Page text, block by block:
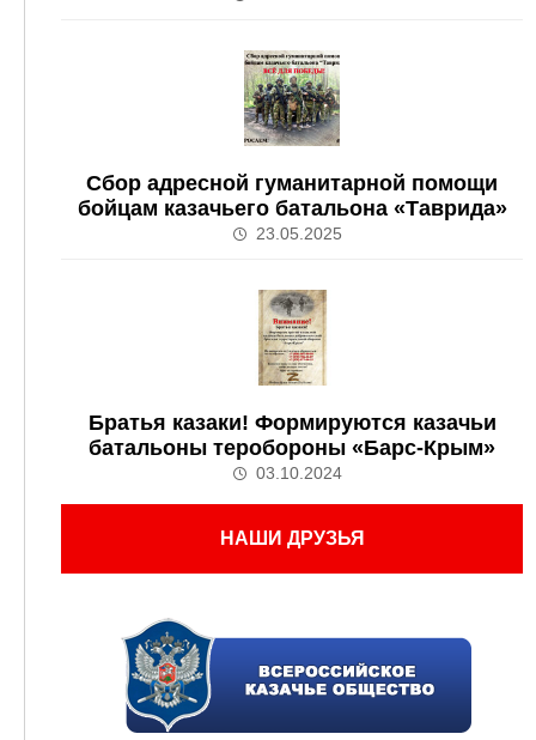
Сбор адресной гуманитарной помощи
бойцам казачьего батальона «Таврида»
23.05.2025
Братья казаки! Формируются казачьи
батальоны теробороны «Барс-Крым»
03.10.2024
НАШИ ДРУЗЬЯ